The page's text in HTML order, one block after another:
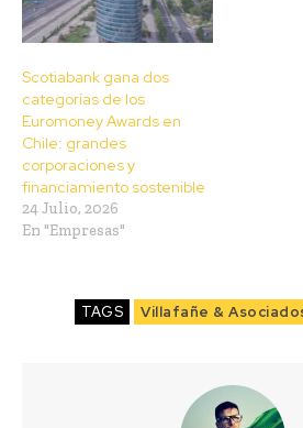
Scotiabank gana dos
categorías de los
Euromoney Awards en
Chile: grandes
corporaciones y
financiamiento sostenible
24 Julio, 2026
En "Empresas"
TAGS Villafañe &